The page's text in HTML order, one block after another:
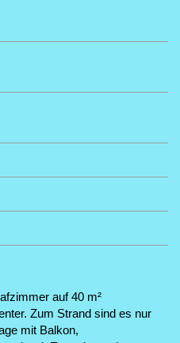
auf 40 m²
Zum Strand sind es nur
mit Balkon,